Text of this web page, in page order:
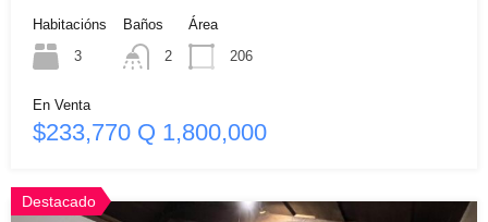
Habitacións
3
Baños
2
Área
206
En Venta
$233,770 Q 1,800,000
Destacado